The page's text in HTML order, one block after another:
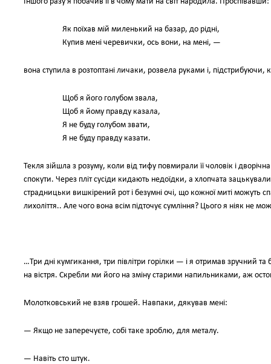
Як поїхав мій миленький на базар, до рідні,
Купив мені черевички, ось вони, на мені, —
вона ступила в розтоптані личаки, розвела руками і, підстрибуючи,
Щоб я його голубом звала,
Щоб я йому правду казала,
Я не буду голубом звати,
Я не буду правду казати.
Текля зійшла з розуму, коли від тифу повмирали її чоловік і
спокути. Через пліт сусіди кидають недоїдки, а хлопчата
страдницьки вишкірений рот і безумні очі, що кожної миті можуть
лихоліття.. Але чого вона всім підточує сумління? Цього я ніяк не
…Три дні кумгикання, три півлітри горілки — і я отримав зручний
на вістря. Скребли ми його на зміну старими напильниками, аж
Молотковський не взяв грошей. Навпаки, дякував мені:
— Якщо не заперечуєте, собі таке зроблю, для металу.
— Навіть сто штук.